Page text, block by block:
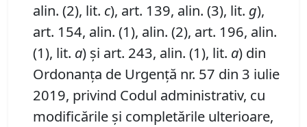
alin. (2), lit. c), art. 139, alin. (3), lit. g),
art. 154, alin. (1), alin. (2), art. 196, alin.
(1), lit. a) și art. 243, alin. (1), lit. a) din
Ordonanța de Urgență nr. 57 din 3 iulie
2019, privind Codul administrativ, cu
modificările și completările ulterioare,